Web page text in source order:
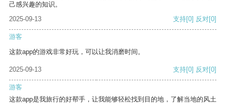
己感兴趣的知识。
2025-09-13
支持[0] 反对[0]
游客
这款app的游戏非常好玩，可以让我消磨时间。
2025-09-13 支持[0] 反对[0]
游客
这款app是我旅行的好帮手，让我能够轻松找到目的地，了解当地的风土